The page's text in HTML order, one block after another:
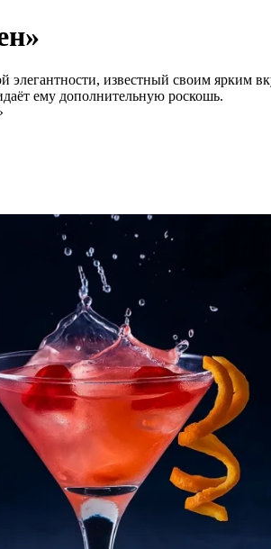
известный своим ярким
ему дополнительную роскошь.